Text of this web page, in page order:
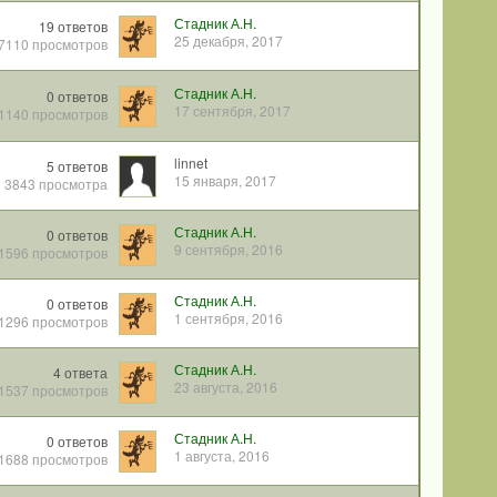
19 ответов
просмотров
Стадник А.Н.
25 декабря, 2017
0 ответов
1140 просмотров
Стадник А.Н.
17 сентября, 2017
5 ответов
3843 просмотра
linnet
15 января, 2017
0 ответов
1596 просмотров
Стадник А.Н.
9 сентября, 2016
0 ответов
1296 просмотров
Стадник А.Н.
1 сентября, 2016
4 ответа
1537 просмотров
Стадник А.Н.
23 августа, 2016
0 ответов
1688 просмотров
Стадник А.Н.
1 августа, 2016